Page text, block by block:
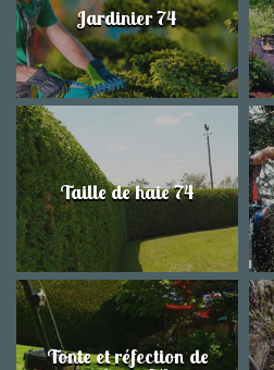
Jardinier 74
Taille de haie 74
Tonte et réfection de